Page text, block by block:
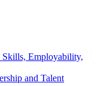
Skills, Employability,
and Talent